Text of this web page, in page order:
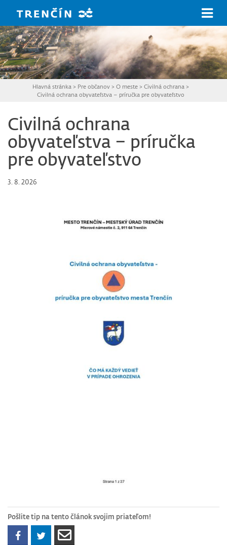
Hlavná stránka > Pre občanov> O meste> Civilná ochrana >
Civilná ochrana obyvateľstva – príručka pre obyvateľstvo
Civilná ochrana
obyvateľstva – príručka
pre obyvateľstvo
3. 8. 2026
Pošlite tip na tento článok svojim priateľom!